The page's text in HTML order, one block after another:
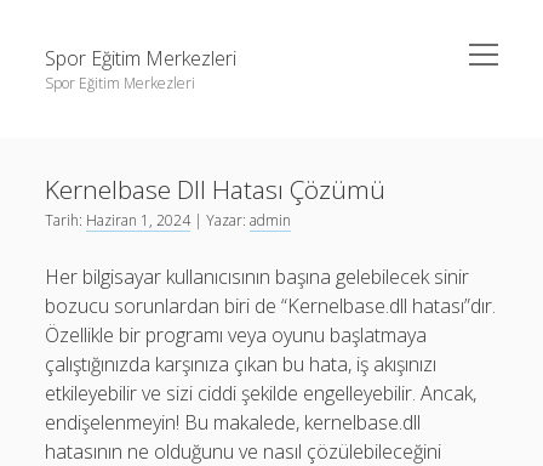
Spor Eğitim Merkezleri
Spor Eğitim Merkezleri
menüyü
aç
Sayfa Listesi
Şifresiz Instagram Beğeni Arttırma
Tiktok Yorum Yükleme Bedava
Sayfa Listesi
Şifresiz Instagram Beğeni Arttırma
Tiktok Yorum Yükleme Bedava
Kernelbase Dll Hatası Çözümü
Tarih: Haziran 1, 2024| Yazar:admin
Her bilgisayar kullanıcısının başına gelebilecek sinir
bozucu sorunlardan biri de “Kernelbase.dll hatası”dır.
Özellikle bir programı veya oyunu başlatmaya
çalıştığınızda karşınıza çıkan bu hata, iş akışınızı
etkileyebilir ve sizi ciddi şekilde engelleyebilir. Ancak,
endişelenmeyin! Bu makalede, kernelbase.dll
hatasının ne olduğunu ve nasıl çözülebileceğini